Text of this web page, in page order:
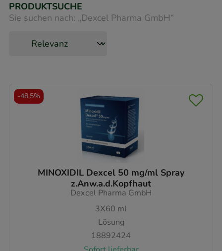
PRODUKTSUCHE
Sie suchen nach: „Dexcel Pharma GmbH“
MINOXIDIL Dexcel 50 mg/ml Spray
z.Anw.a.d.Kopfhaut
Dexcel Pharma GmbH
3X60 ml
Lösung
18892424
-48,5%